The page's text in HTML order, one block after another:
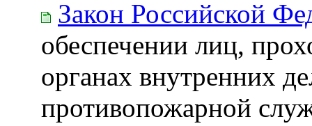
Закон Российской
обеспечении лиц,
органах внутренних
противопожарной